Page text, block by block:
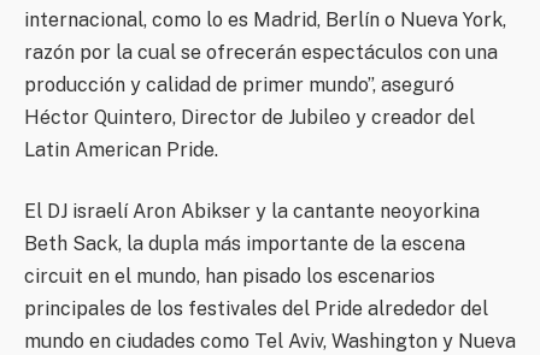
internacional, como lo es Madrid, Berlín o Nueva York,
razón por la cual se ofrecerán espectáculos con una
producción y calidad de primer mundo”, aseguró
Héctor Quintero, Director de Jubileo y creador del
Latin American Pride.
El DJ israelí Aron Abikser y la cantante neoyorkina
Beth Sack, la dupla más importante de la escena
circuit en el mundo, han pisado los escenarios
principales de los festivales del Pride alrededor del
mundo en ciudades como Tel Aviv, Washington y Nueva